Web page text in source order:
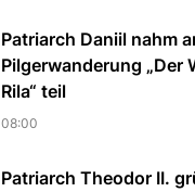
Patriarch Daniil nahm
Pilgerwanderung „Der
Rila“ teil
08:00
Patriarch Theodor II.